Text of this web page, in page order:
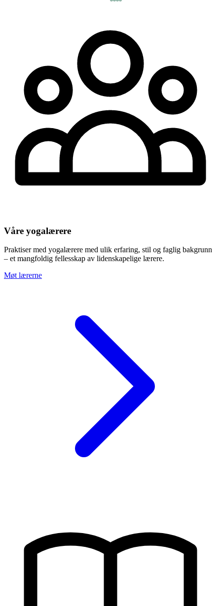
Våre yogalærere
Praktiser med yogalærere med ulik erfaring, stil og faglig bakgrunn
– et mangfoldig fellesskap av lidenskapelige lærere.
Møt lærerne